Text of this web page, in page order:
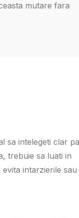
mutare fara
sa intelegeti clar
trebuie sa luati in
intarzierile sau